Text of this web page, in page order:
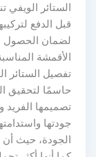
الستائر الويفي
قبل الدفع
لضمان الحصول
الأقمشة
تفصيل الستائر
حاسمًا لتحقيق
تصميمها
جودتها
الجودة، حيث